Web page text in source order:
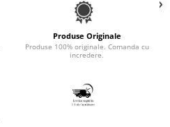
Produse Originale
Produse 100% originale. Comanda cu
incredere.